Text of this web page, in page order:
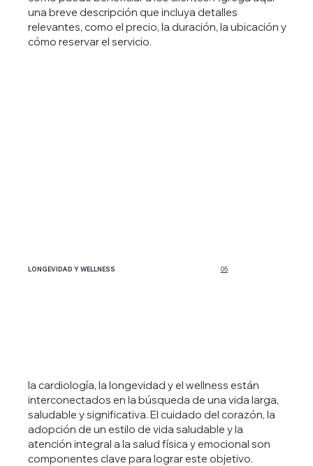
una breve descripción que incluya detalles
relevantes, como el precio, la duración, la ubicación y
cómo reservar el servicio.
que han experimentado problemas cardíacos,
como un ataque al corazón, cirugía cardíaca o
angina de pecho, a recuperarse y mejorar su salud
cardiovascular.
03
REHABILITACIÓN CARDÍACA
la cardiología, la longevidad y el wellness están
interconectados en la búsqueda de una vida larga,
saludable y significativa. El cuidado del corazón, la
adopción de un estilo de vida saludable y la
atención integral a la salud física y emocional son
componentes clave para lograr este objetivo.
05
LONGEVIDAD Y WELLNESS